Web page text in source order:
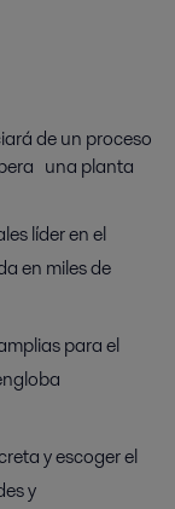
de un proceso
una planta
líder en el
en miles de
para el
y escoger el
y